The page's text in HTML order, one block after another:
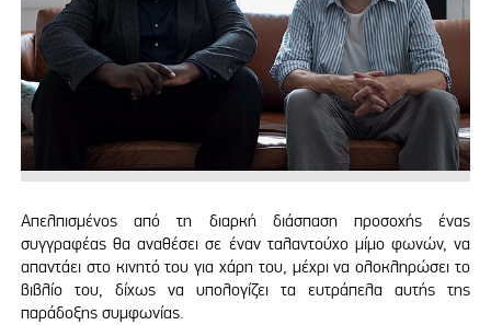
Απελπισμένος από τη διαρκή διάσπαση προσοχής ένας
συγγραφέας θα αναθέσει σε έναν ταλαντούχο μίμο φωνών, να
απαντάει στο κινητό του για χάρη του, μέχρι να ολοκληρώσει το
βιβλίο του, δίχως να υπολογίζει τα ευτράπελα αυτής της
παράδοξης συμφωνίας.